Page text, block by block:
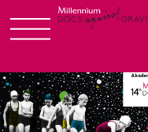
to
content
Login